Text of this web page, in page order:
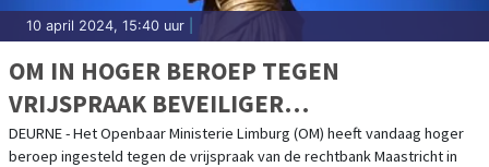
10 april 2024, 15:40 uur
OM IN HOGER BEROEP TEGEN
VRIJSPRAAK BEVEILIGER
VROUWENGEVANGENIS
DEURNE - Het Openbaar Ministerie Limburg (OM) heeft vandaag hoger
beroep ingesteld tegen de vrijspraak van de rechtbank Maastricht in